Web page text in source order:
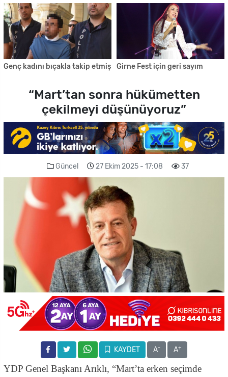
Genç kadını bıçakla takip etmiş Girne Fest için geri sayım
“Mart’tan sonra hükümetten
çekilmeyi düşünüyoruz”
Güncel 27 Ekim 2025 - 17:08 37
KAYDET A- A+
YDP Genel Başkanı Arıklı, “Mart’ta erken seçimde